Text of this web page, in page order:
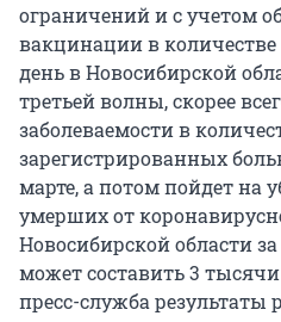
ограничений и с учетом
вакцинации в количестве
день в Новосибирской
третьей волны, скорее
заболеваемости в
зарегистрированных
марте, а потом пойдет на
умерших от
Новосибирской области
может составить 3
пресс-служба результаты